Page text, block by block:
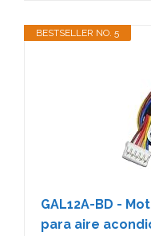
BESTSELLER NO. 5
GAL12A-BD -
para aire